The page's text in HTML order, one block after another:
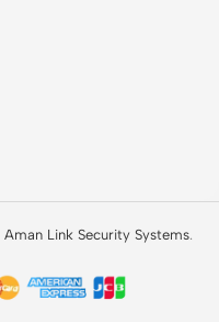
Aman Link Security Systems.